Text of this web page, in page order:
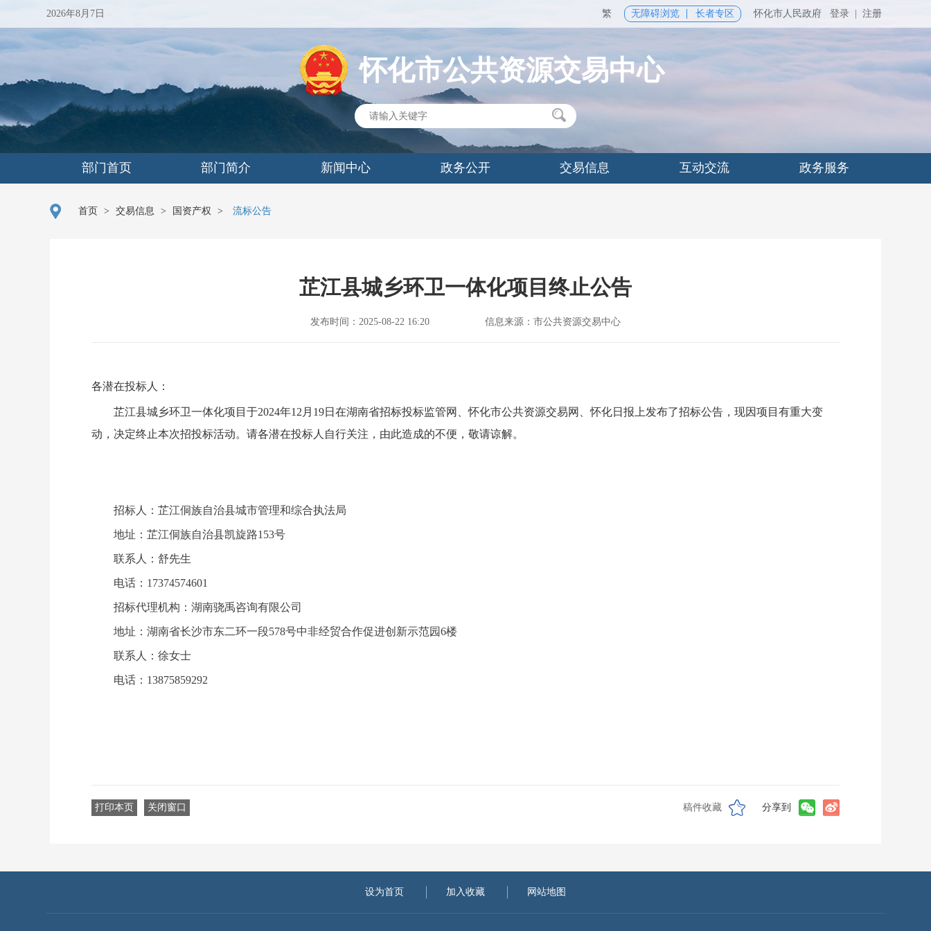
2026年8月7日 繁 无障碍浏览 长者专区 怀化市人民政府 登录 注册
怀化市公共资源交易中心
部门首页 部门简介 新闻中心 政务公开 交易信息 互动交流 政务服务
首页 > 交易信息 > 国资产权 > 流标公告
芷江县城乡环卫一体化项目终止公告
发布时间：2025-08-22 16:20 信息来源：市公共资源交易中心
各潜在投标人：
芷江县城乡环卫一体化项目于2024年12月19日在湖南省招标投标监管网、怀化市公共资源交易网、怀化日报上发布了招标公告，现因项目有重大变
动，决定终止本次招投标活动。请各潜在投标人自行关注，由此造成的不便，敬请谅解。
招标人：芷江侗族自治县城市管理和综合执法局
地址：芷江侗族自治县凯旋路153号
联系人：舒先生
电话： 17374574601
招标代理机构：湖南骁禹咨询有限公司
地址：湖南省长沙市东二环一段578号中非经贸合作促进创新示范园6楼
联系人：徐女士
电话： 13875859292
打印本页 关闭窗口 稿件收藏 分享到
设为首页 加入收藏 网站地图